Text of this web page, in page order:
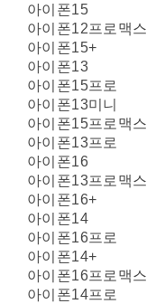
아이폰15
아이폰12프로맥스
아이폰15+
아이폰13
아이폰15프로
아이폰13미니
아이폰15프로맥스
아이폰13프로
아이폰16
아이폰13프로맥스
아이폰16+
아이폰14
아이폰16프로
아이폰14+
아이폰16프로맥스
아이폰14프로